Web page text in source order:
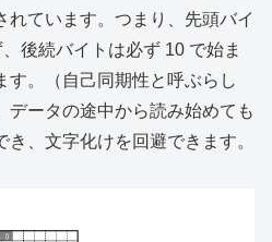
れています。つまり、先頭バイ
後続バイトは必ず 10 で始ま
す。（自己同期性と呼ぶらし
データの途中から読み始めても
、文字化けを回避できます。